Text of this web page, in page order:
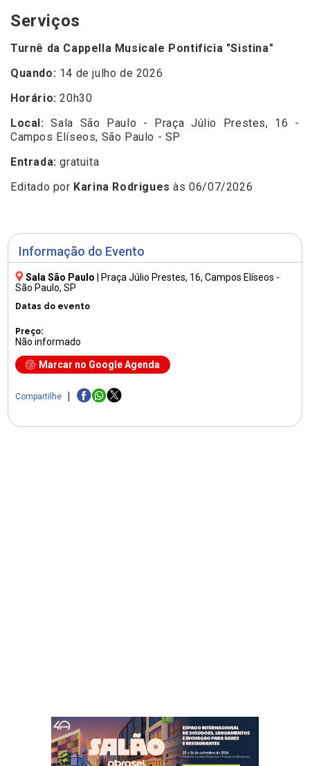
Informação do Evento
Sala São Paulo |Praça Júlio Prestes, 16, Campos Elíseos -
São Paulo, SP
Datas do evento
Preço:
Não informado
Marcar no Google Agenda
Compartilhe
Serviços
Turnê da Cappella Musicale Pontificia "Sistina"
Quando: 14 de julho de 2026
Horário:20h30
Local: Sala São Paulo - Praça Júlio Prestes, 16 -
Campos Elíseos, São Paulo - SP
Entrada: gratuita
Editado por Karina Rodrigues às 06/07/2026